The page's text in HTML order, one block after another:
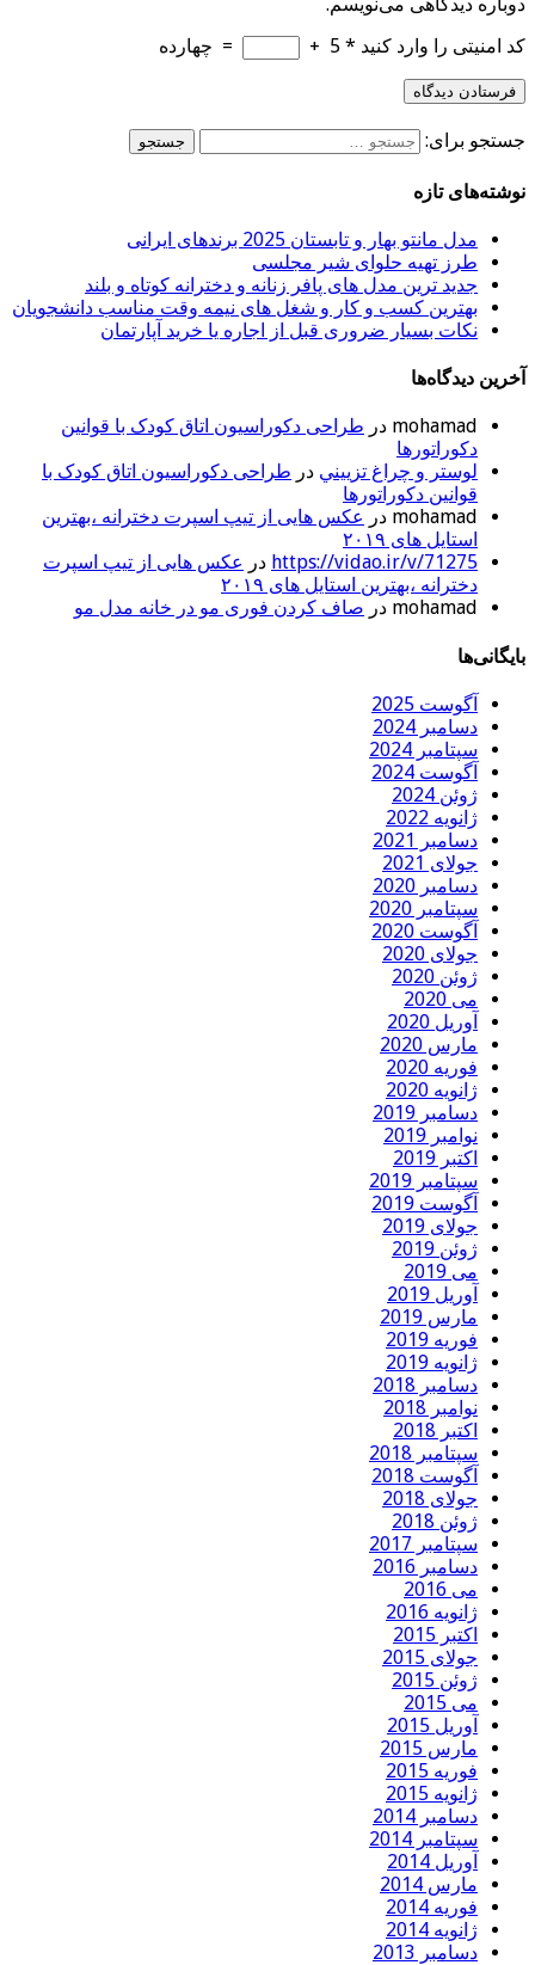
کد امنیتی را وارد کنید *
5
+
= چهارده
جستجو برای:
نوشته‌های تازه
مدل مانتو بهار و تابستان 2025 برندهای ایرانی
طرز تهیه حلوای شیر مجلسی
جدید ترین مدل های پافر زنانه و دخترانه کوتاه و بلند
بهترین کسب و کار و شغل های نیمه وقت مناسب دانشجویان
نکات بسیار ضروری قبل از اجاره یا خرید آپارتمان
آخرین دیدگاه‌ها
mohamad در طراحی دکوراسیون اتاق کودک با قوانین
دکوراتورها
لوستر و چراغ تزييني در طراحی دکوراسیون اتاق کودک با
قوانین دکوراتورها
mohamad در عکس هایی از تیپ اسپرت دخترانه ،بهترین
استایل های ۲۰۱۹
https://vidao.ir/v/71275 در عکس هایی از تیپ اسپرت
دخترانه ،بهترین استایل های ۲۰۱۹
mohamad در صاف کردن فوری مو در خانه مدل مو
بایگانی‌ها
آگوست 2025
دسامبر 2024
سپتامبر 2024
آگوست 2024
ژوئن 2024
ژانویه 2022
دسامبر 2021
جولای 2021
دسامبر 2020
سپتامبر 2020
آگوست 2020
جولای 2020
ژوئن 2020
می 2020
آوریل 2020
مارس 2020
فوریه 2020
ژانویه 2020
دسامبر 2019
نوامبر 2019
اکتبر 2019
سپتامبر 2019
آگوست 2019
جولای 2019
ژوئن 2019
می 2019
آوریل 2019
مارس 2019
فوریه 2019
ژانویه 2019
دسامبر 2018
نوامبر 2018
اکتبر 2018
سپتامبر 2018
آگوست 2018
جولای 2018
ژوئن 2018
سپتامبر 2017
دسامبر 2016
می 2016
ژانویه 2016
اکتبر 2015
جولای 2015
ژوئن 2015
می 2015
آوریل 2015
مارس 2015
فوریه 2015
ژانویه 2015
دسامبر 2014
سپتامبر 2014
آوریل 2014
مارس 2014
فوریه 2014
ژانویه 2014
دسامبر 2013